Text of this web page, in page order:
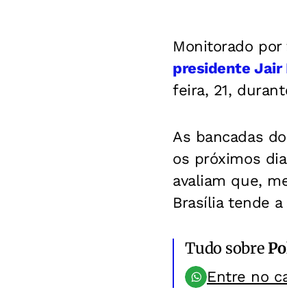
Monitorado
presidente Jair
feira, 21,
As bancadas
os próximos
avaliam que,
Brasília tende
Tudo sobre
Entre no